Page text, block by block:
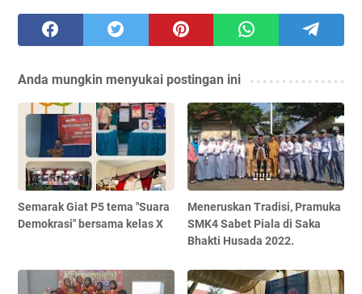
Anda mungkin menyukai postingan ini
Semarak Giat P5 tema "Suara
Demokrasi" bersama kelas X
Meneruskan Tradisi, Pramuka
SMK4 Sabet Piala di Saka
Bhakti Husada 2022.